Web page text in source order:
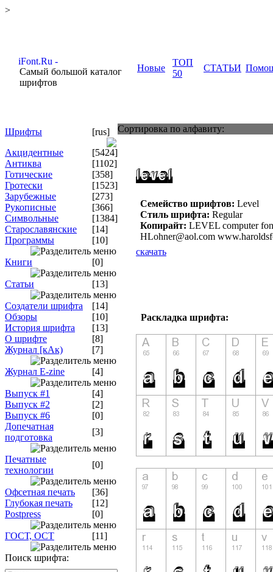
>
Самый большой каталог
шрифтов
Новые
ТОП
50
СТАТЬИ
Шрифты
[rus]
Акцидентные
[5424]
Антиква
[1102]
Готические
[358]
Гротески
[1523]
Зарубежные
[273]
Рукописные
[366]
Символьные
[1384]
Старославянские
[14]
Программы
[10]
Книги [0]
Статьи [13]
Создатели шрифта
[14]
Обзоры
[10]
История шрифта
[13]
О шрифте
[8]
Журнал [кАк)
[7]
Журнал E-zine [4]
Выпуск #1
[4]
Выпуск #2
[2]
Выпуск #6
[0]
Допечатная
подготовка
[3]
Печатные
технологии
[0]
Офсетная печать
[36]
Глубокая печать
[12]
Postpress
[0]
ГОСТ, ОСТ [11]
Поиск шрифта:
Сортировка по алфавиту:
Семейство шрифтов: Level
Стиль шрифта: Regular
Копирайт: LEVEL computer
HLohner@aol.com
скачать
Раскладка шрифта: